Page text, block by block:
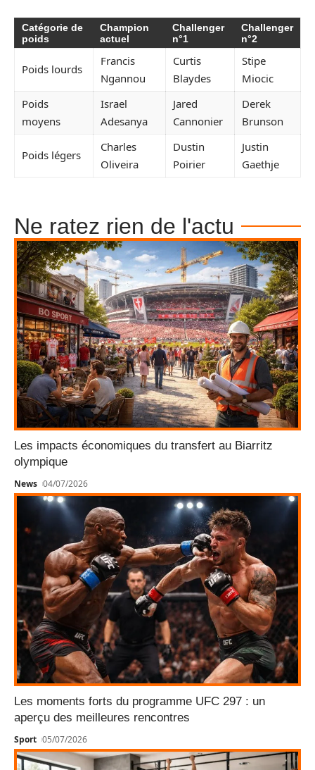
Catégorie de
poids
Champion
actuel
Challenger
n°1
Challenger
n°2
Poids lourds
Francis
Ngannou
Curtis
Blaydes
Stipe
Miocic
Poids
moyens
Israel
Adesanya
Jared
Cannonier
Derek
Brunson
Poids légers
Charles
Oliveira
Dustin
Poirier
Justin
Gaethje
Ne ratez rien de l'actu
Les impacts économiques du transfert au Biarritz
olympique
News 04/07/2026
Les moments forts du programme UFC 297 : un
aperçu des meilleures rencontres
Sport 05/07/2026